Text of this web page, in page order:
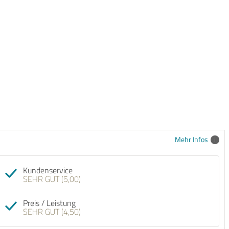
Mehr Infos
Kundenservice
SEHR GUT (5,00)
Preis / Leistung
SEHR GUT (4,50)